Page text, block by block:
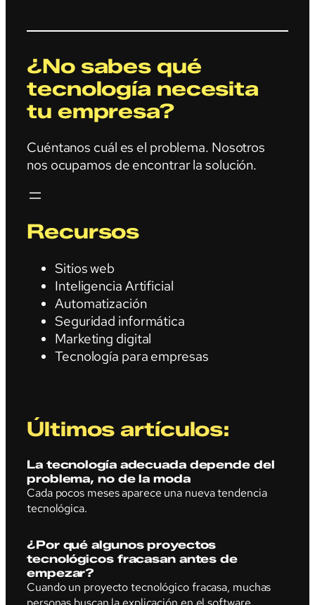
¿No sabes qué
tecnología necesita
tu empresa?
Cuéntanos cuál es el problema. Nosotros
nos ocupamos de encontrar la solución.
Recursos
Sitios web
Inteligencia Artificial
Automatización
Seguridad informática
Marketing digital
Tecnología para empresas
Últimos artículos:
La tecnología adecuada depende del
problema, no de la moda
Cada pocos meses aparece una nueva tendencia
tecnológica.
¿Por qué algunos proyectos
tecnológicos fracasan antes de
empezar?
Cuando un proyecto tecnológico fracasa, muchas